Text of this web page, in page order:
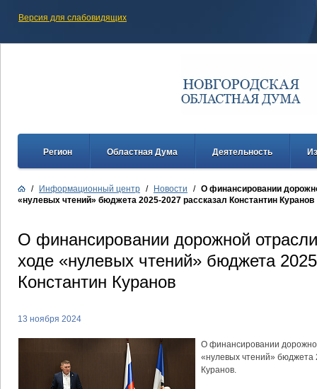
Версия для слабовидящих
Регион Областная Дума Деятельность
/ Информационный центр / Новости / О финансировании
«нулевых чтений» бюджета 2025-2027 рассказал Константин Куранов
О финансировании дорожной
ходе «нулевых чтений» бюджета
Константин Куранов
13 ноября 2024
О финансировании
«нулевых чтений» бюджета
Куранов.